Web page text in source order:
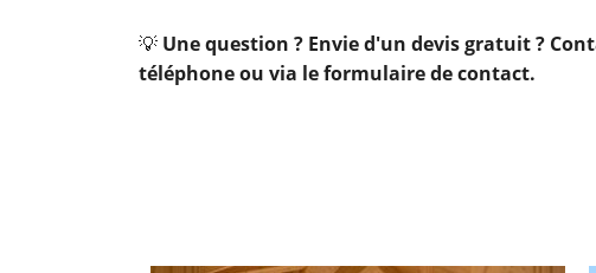
💡 Une question ? Envie d'un devis gratuit ?
téléphone ou via le formulaire de contact.